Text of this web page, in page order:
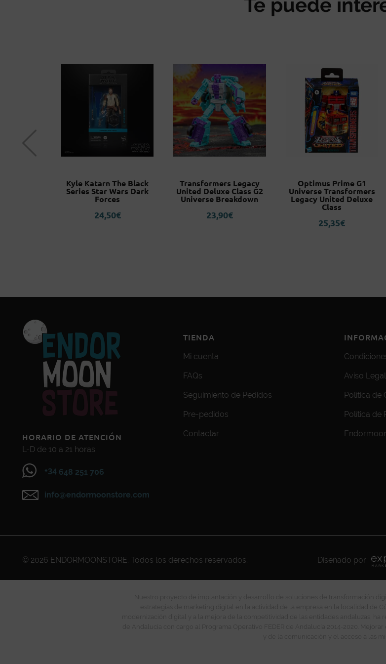
Kyle Katarn The Black
Series Star Wars Dark
Forces
24,50€
Transformers Legacy
United Deluxe Class G2
Universe Breakdown
23,90€
Optimus Prime G1
Universe Transformers
Legacy United Deluxe
Class
25,35€
HORARIO DE ATENCIÓN
L-D de 10 a 21 horas
+34 648 251 706
info@endormoonstore.com
TIENDA
Mi cuenta
FAQs
Seguimiento de Pedidos
Pre-pedidos
Contactar
Aviso Legal
Política de
Política de
© 2026 ENDORMOONSTORE. Todos los derechos reservados. Diseñado por